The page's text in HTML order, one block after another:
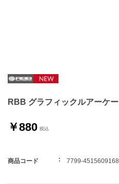
RBB グラフィックルアーケ
￥880
商品コード 7799-